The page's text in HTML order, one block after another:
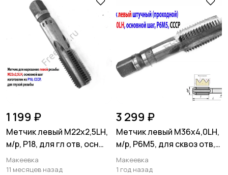
1 199 ₽
Метчик левый М22х2,5LH,
м/р, Р18, для гл отв, осн
шаг, 112/37 мм, СССР
Макеевка
11 месяцев назад
3 299 ₽
Метчик левый М36х4,0LH,
м/р, Р6М5, для сквоз отв,
осн шаг, 162/67 мм.
Макеевка
1 год назад